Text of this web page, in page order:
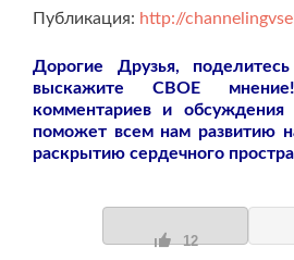
Публикация: http://
Дорогие Друзья,
выскажите СВОЕ
комментариев и
поможет всем нам развитию
раскрытию сердечного
12